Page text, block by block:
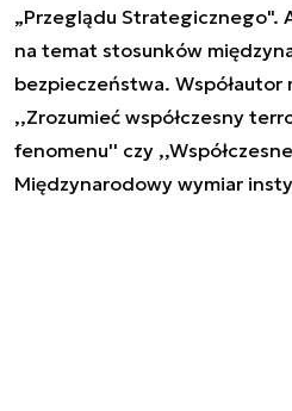
„Przeglądu Strategicznego".
na temat stosunków
bezpieczeństwa. Współautor
,,Zrozumieć współczesny
fenomenu'' czy
Międzynarodowy wymiar